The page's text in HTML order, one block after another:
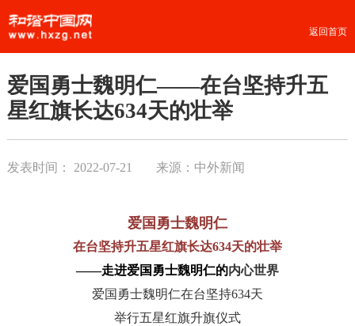
返回首页
爱国勇士魏明仁——在台坚持升五
星红旗长达634天的壮举
发表时间： 2022-07-21 来源：中外新闻
爱国勇士魏明仁
在台坚持升五星红旗长达634天的壮举
——走进爱国勇士魏明仁的内心世界
爱国勇士魏明仁在台坚持634天
举行五星红旗升旗仪式